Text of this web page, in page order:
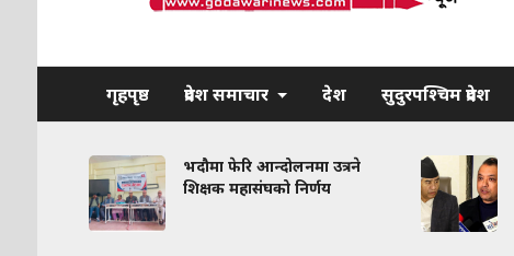
गृहपृष्ठ प्रदेश समाचार देश सुदुरपश्चिम प्रदेश
भदौमा फेरि आन्दोलनमा उत्रने
शिक्षक महासंघको निर्णय